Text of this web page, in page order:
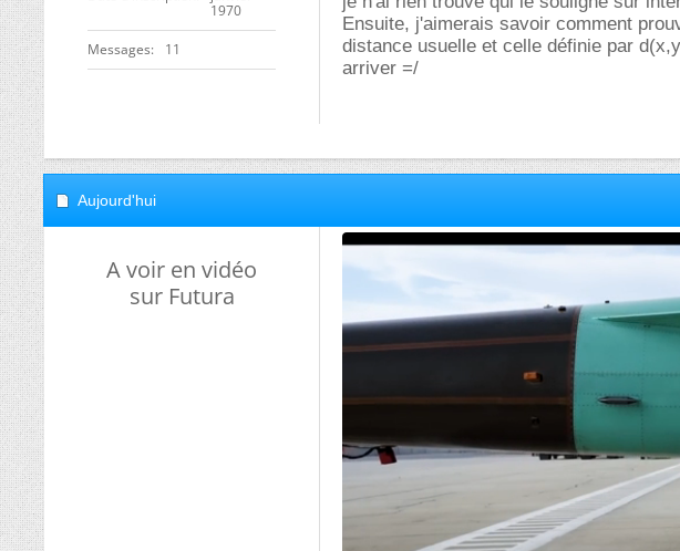
1970
Messages 11
Ensuite, j'aimerais savoir comment
distance usuelle et celle définie par
arriver =/
Aujourd'hui
A voir en vidéo
sur Futura